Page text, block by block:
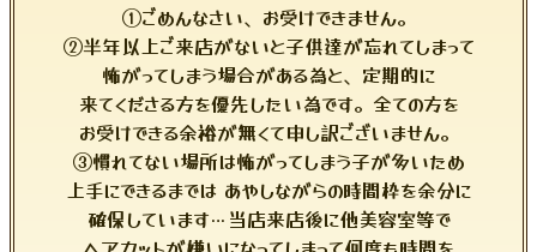
①ごめんなさい、お受けできません。
②半年以上ご来店がないと子供達が忘れてしまって
怖がってしまう場合がある為と、定期的に
来てくださる方を優先したい為です。全ての方を
お受けできる余裕が無くて申し訳ございません。
③慣れてない場所は怖がってしまう子が多いため
上手にできるまでは あやしながらの時間枠を余分に
確保しています…当店来店後に他美容室等で